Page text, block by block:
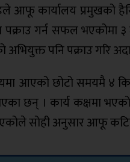
आफू कार्यालय प्रमुखको
पक्राउ गर्न सफल भएकोमा
अभियुक्त पनि पक्राउ गरि
आएको छोटो समयमै ४
छन् । कार्य कक्षमा
सोही अनुसार आफू